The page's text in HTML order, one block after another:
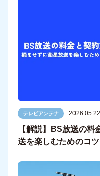
テレビアンテナ 2026.05.22
【解説】BS放送の
送を楽しむためのコツ